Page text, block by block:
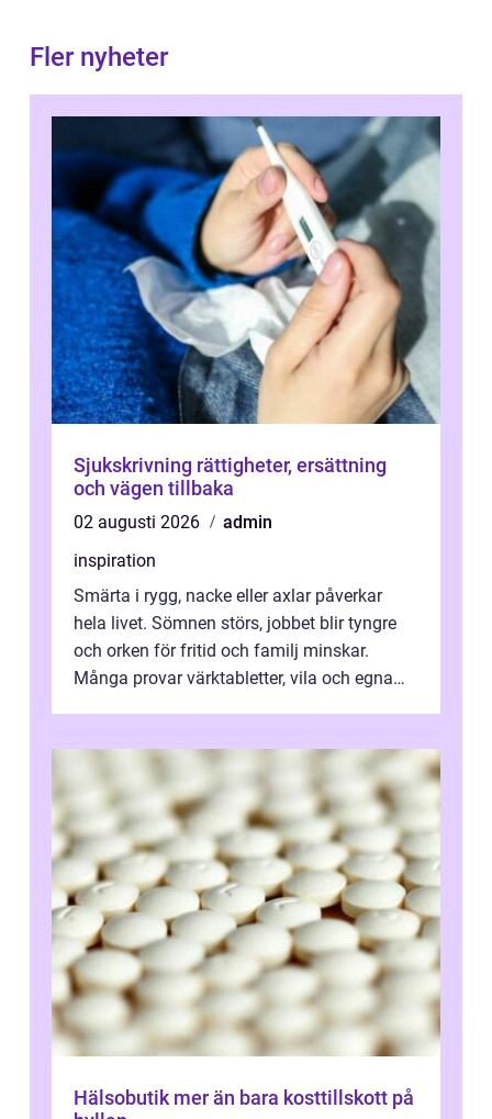
Fler nyheter
Sjukskrivning rättigheter, ersättning
och vägen tillbaka
02 augusti 2026
admin
inspiration
Smärta i rygg, nacke eller axlar påverkar
hela livet. Sömnen störs, jobbet blir tyngre
och orken för fritid och familj minskar.
Många provar värktabletter, vila och egna
Hälsobutik mer än bara kosttillskott på